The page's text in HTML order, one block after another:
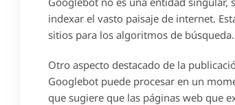
indexar el vasto paisaje de internet.
sitios para los algoritmos de búsqueda.
Otro aspecto destacado de la
Googlebot puede procesar en un
que sugiere que las páginas web que